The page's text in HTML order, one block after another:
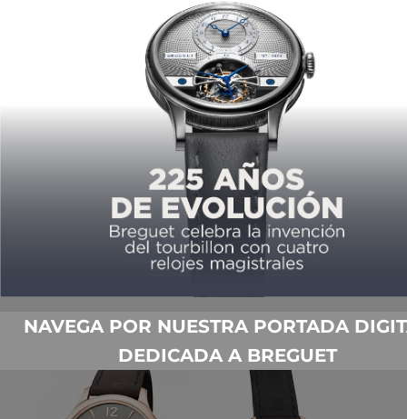
25 AÑOS DE CHOPARD
MANUFACTURE
ANDRÉS MORENO 04/02/2021
NAVEGA POR NUESTRA PORTADA
DEDICADA A BREGUET